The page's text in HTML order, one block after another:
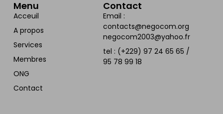
Menu
Acceuil
A propos
Services
Membres
ONG
Contact
Contact
Email :
contacts@negocom.org
negocom2003@yahoo.fr
tel : (+229) 97 24 65 65 /
95 78 99 18